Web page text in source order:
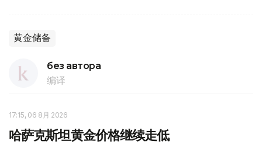
黄金储备
без автора
编译
17:15, 06 8月 2026
哈萨克斯坦黄金价格继续走低